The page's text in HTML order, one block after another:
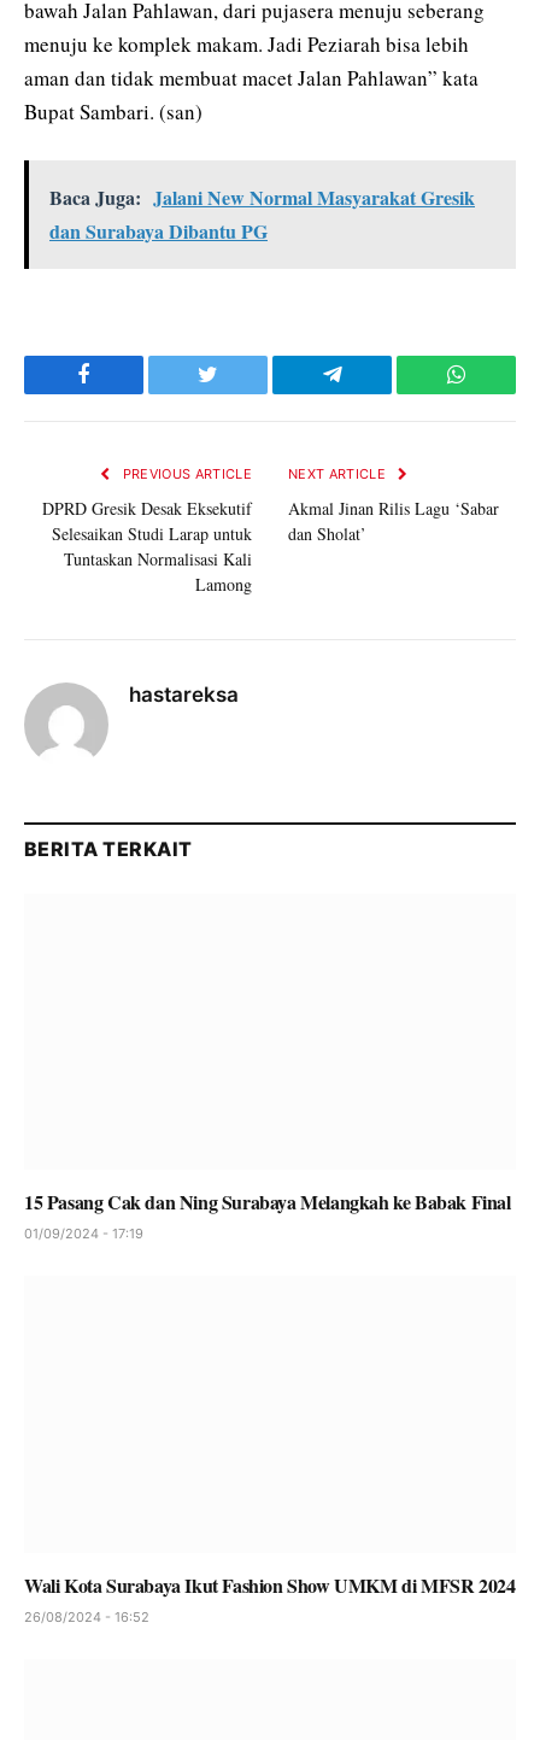
bawah Jalan Pahlawan, dari pujasera menuju seberang
menuju ke komplek makam. Jadi Peziarah bisa lebih
aman dan tidak membuat macet Jalan Pahlawan” kata
Bupat Sambari. (san)
Baca Juga: Jalani New Normal Masyarakat Gresik
dan Surabaya Dibantu PG
Facebook Twitter Telegram
PREVIOUS ARTICLE
DPRD Gresik Desak Eksekutif
Selesaikan Studi Larap untuk
Tuntaskan Normalisasi Kali
Lamong
NEXT ARTICLE
Akmal Jinan Rilis Lagu ‘Sabar
dan Sholat’
hastareksa
BERITA TERKAIT
15 Pasang Cak dan Ning Surabaya Melangkah ke Babak Final
01/09/2024 - 17:19
Wali Kota Surabaya Ikut Fashion Show UMKM di MFSR 2024
26/08/2024 - 16:52